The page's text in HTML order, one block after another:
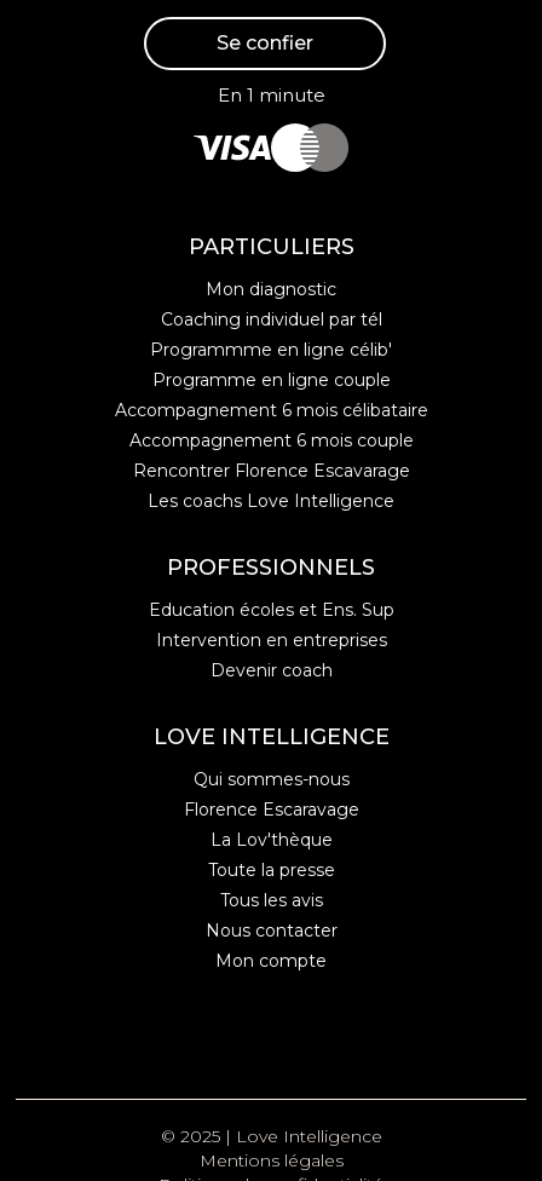
Se confier
En 1 minute
PARTICULIERS
Mon diagnostic
Coaching individuel par tél
Programmme en ligne célib'
Programme en ligne couple
Accompagnement 6 mois célibataire
Accompagnement 6 mois couple
Rencontrer Florence Escavarage
Les coachs Love Intelligence
PROFESSIONNELS
Education écoles et Ens. Sup
Intervention en entreprises
Devenir coach
LOVE INTELLIGENCE
Qui sommes-nous
Florence Escaravage
La Lov'thèque
Toute la presse
Tous les avis
Nous contacter
Mon compte
© 2025 | Love Intelligence
Mentions légales